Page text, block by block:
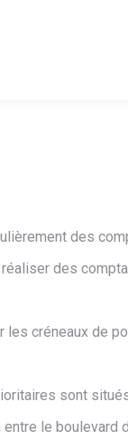
des
des
créneaux de
sont
le boulevard